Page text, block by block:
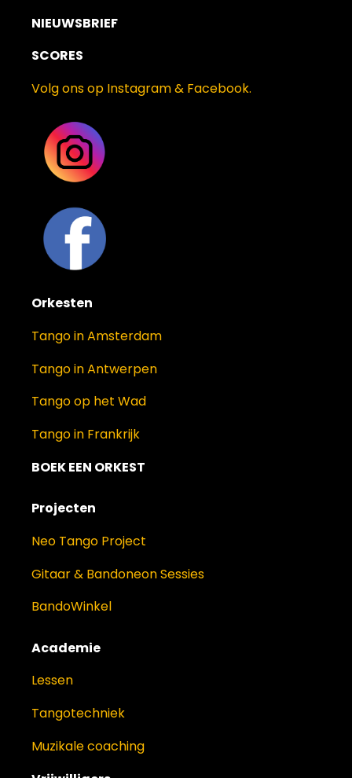
NIEUWSBRIEF
SCORES
Volg ons op Instagram & Facebook.
Orkesten
Tango in Amsterdam
Tango in Antwerpen
Tango op het Wad
Tango in Frankrijk
BOEK EEN ORKEST
Projecten
Neo Tango Project
Gitaar & Bandoneon Sessies
BandoWinkel
Academie
Lessen
Tangotechniek
Muzikale coaching